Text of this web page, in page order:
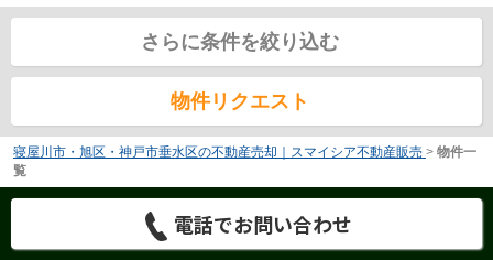
さらに条件を絞り込む
物件リクエスト
寝屋川市・旭区・神戸市垂水区の不動産売却｜スマイシア不動産販売 > 物件一
覧
電話でお問い合わせ